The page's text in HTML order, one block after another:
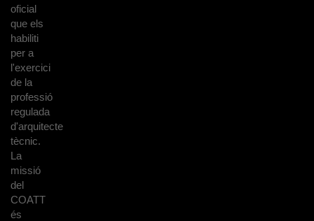
oficial
que els
habiliti
per a
l'exercici
de la
professió
regulada
d'arquitecte
tècnic.
La
missió
del
COATT
és